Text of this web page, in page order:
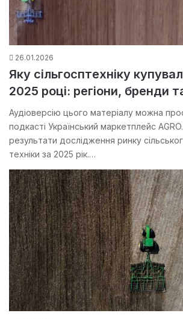
26.01.2026
Яку сільгосптехніку
2025 році: регіони, бренди
Аудіоверсію цього матеріалу можна
подкасті Український маркетплейс
результати дослідження ринку
техніки за 2025 рік.…